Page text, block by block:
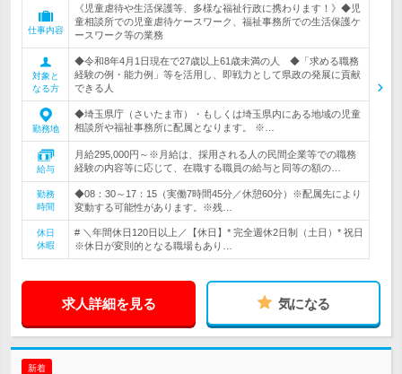
仕事内容
《児童虐待や生活保護等、多様な福祉行政に携わります！》◆児
童相談所での児童虐待ケースワーク、福祉事務所での生活保護ケ
ースワーク等の業務
対象と
なる方
◆令和8年4月1日現在で27歳以上61歳未満の人 ◆「求める職務
経験の例・能力例」等を活用し、即戦力として県政の発展に貢献
できる人
勤務地
◆埼玉県庁（さいたま市）・もしくは埼玉県内にある地域の児童
相談所や福祉事務所に配属となります。 ※…
給与
月給295,000円～※月給は、採用される人の民間企業等での職務
経験の内容等に応じて、在職する職員の給与と同等の額の…
勤務
時間
◆08：30～17：15（実働7時間45分／休憩60分）※配属先により
変動する可能性があります。※残…
休日
休暇
# ＼年間休日120日以上／【休日】* 完全週休2日制（土日）* 祝日
※休日が変則的となる職場もあり…
求人詳細を見る 気になる
新着